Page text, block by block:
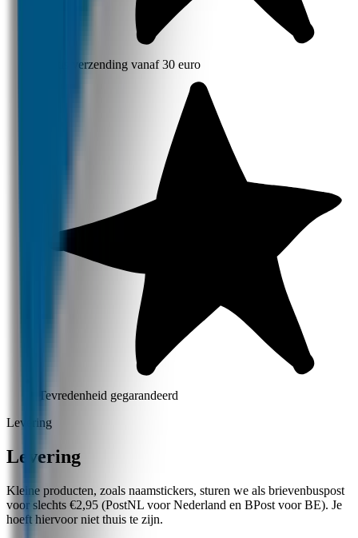
Gratis verzending vanaf 30 euro
Tevredenheid gegarandeerd
Levering
Levering
Kleine producten, zoals naamstickers, sturen we als brievenbuspost
voor slechts €2,95 (PostNL voor Nederland en BPost voor BE). Je
hoeft hiervoor niet thuis te zijn.